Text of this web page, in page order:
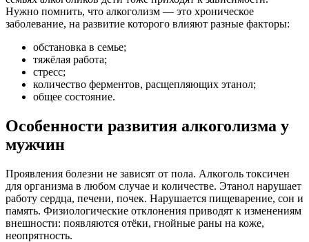
Нужно помнить, что алкоголизм — это хроническое
заболевание, на развитие которого влияют разные факторы:
обстановка в семье;
тяжёлая работа;
стресс;
количество ферментов, расщепляющих этанол;
общее состояние.
Особенности развития алкоголизма у
мужчин
Проявления болезни не зависят от пола. Алкоголь токсичен
для организма в любом случае и количестве. Этанол нарушает
работу сердца, печени, почек. Нарушается пищеварение, сон и
память. Физиологические отклонения приводят к изменениям
внешности: появляются отёки, гнойные раны на коже,
неопрятность.